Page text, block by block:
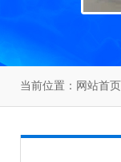
当前位置： 网站首页